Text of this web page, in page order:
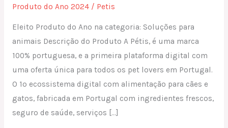
Produto do Ano 2024/ Petis
Eleito Produto do Ano na categoria: Soluções para
animais Descrição do Produto A Pétis, é uma marca
100% portuguesa, e a primeira plataforma digital com
uma oferta única para todos os pet lovers em Portugal.
O 1o ecossistema digital com alimentação para cães e
gatos, fabricada em Portugal com ingredientes frescos,
seguro de saúde, serviços […]